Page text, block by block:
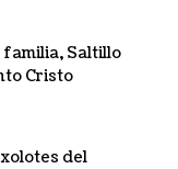
Saltillo
Cristo
del